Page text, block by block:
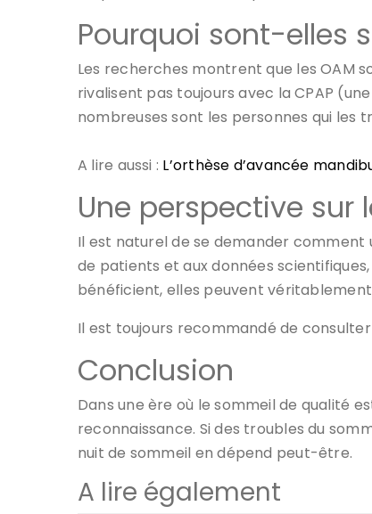
Pourquoi sont-elles
Les recherches montrent que les OAM
rivalisent pas toujours avec la CPAP
nombreuses sont les personnes qui les
A lire aussi : L’orthèse d’avancée
Une perspective sur
Il est naturel de se demander
de patients et aux données
bénéficient, elles peuvent
Il est toujours recommandé de
Conclusion
Dans une ère où le sommeil de qualité
reconnaissance. Si des troubles du
nuit de sommeil en dépend peut-être.
A lire également